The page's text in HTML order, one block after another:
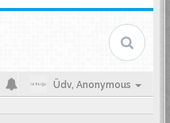
Üdv, Anonymous